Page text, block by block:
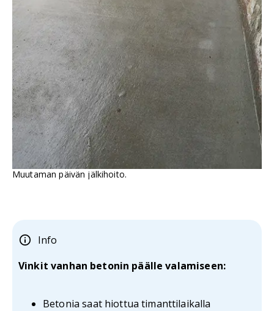
Muutaman päivän jälkihoito.
Info
Vinkit vanhan betonin päälle valamiseen:
Betonia saat hiottua timanttilaikalla